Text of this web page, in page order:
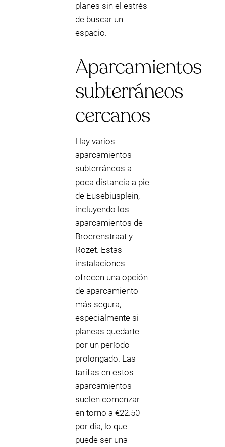
planes sin el estrés
de buscar un
espacio.
Aparcamientos
subterráneos
cercanos
Hay varios
aparcamientos
subterráneos a
poca distancia a pie
de Eusebiusplein,
incluyendo los
aparcamientos de
Broerenstraat y
Rozet. Estas
instalaciones
ofrecen una opción
de aparcamiento
más segura,
especialmente si
planeas quedarte
por un período
prolongado. Las
tarifas en estos
aparcamientos
suelen comenzar
en torno a €22.50
por día, lo que
puede ser una